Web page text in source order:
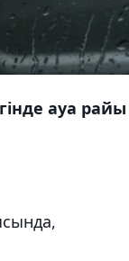
ауа райы